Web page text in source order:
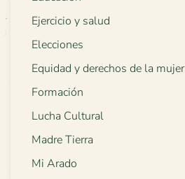
Ejercicio y salud
Elecciones
Equidad y derechos de la mujer
Formación
Lucha Cultural
Madre Tierra
Mi Arado